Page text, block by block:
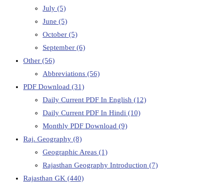
July (5)
June (5)
October (5)
September (6)
Other (56)
Abbreviations (56)
PDF Download (31)
Daily Current PDF In English (12)
Daily Current PDF In Hindi (10)
Monthly PDF Download (9)
Raj. Geography (8)
Geographic Areas (1)
Rajasthan Geography Introduction (7)
Rajasthan GK (440)